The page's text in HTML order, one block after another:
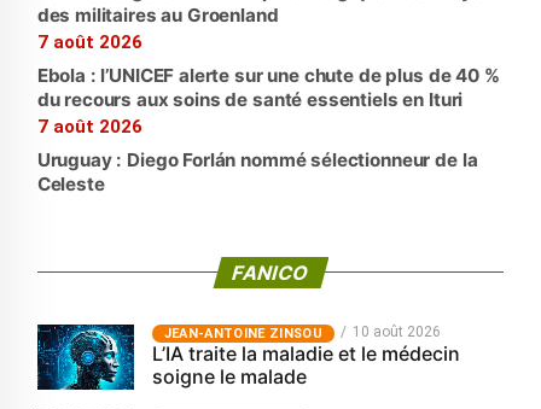
des militaires au Groenland
7 août 2026
Ebola : l’UNICEF alerte sur une chute de plus de 40 %
du recours aux soins de santé essentiels en Ituri
7 août 2026
Uruguay : Diego Forlán nommé sélectionneur de la
Celeste
FANICO
JEAN-ANTOINE ZINSOU 10 août 2026
L’IA traite la maladie et le médecin
soigne le malade